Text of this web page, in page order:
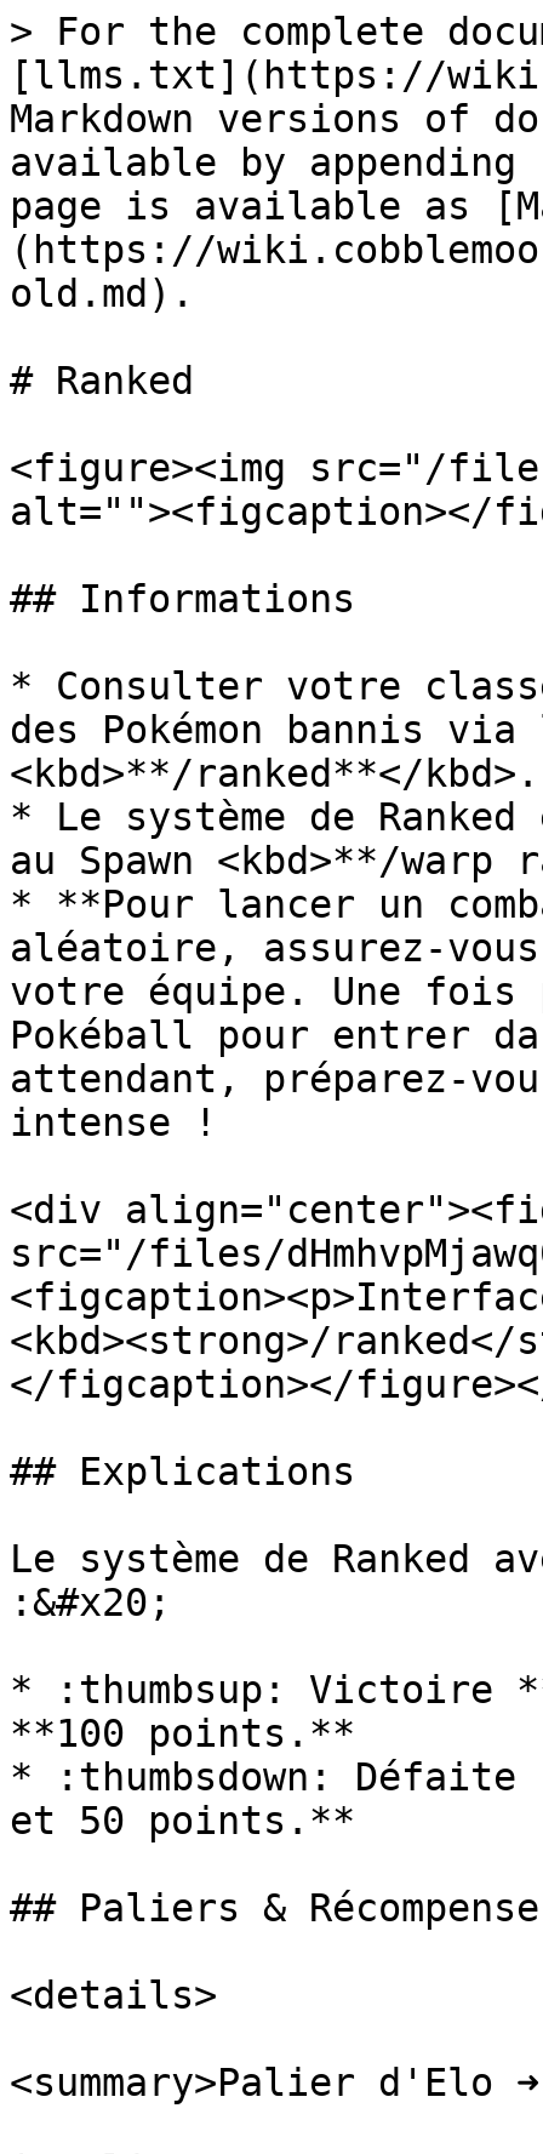
> For the complete
[llms.txt](https://
Markdown versions of
available by
page is available as
(https://
old.md).
# Ranked
<figure><img src="/files/
alt=""><figcaption></
## Informations
* Consulter votre
des Pokémon bannis via
<kbd>**/ranked**</kbd>.
* Le système de
au Spawn <kbd>**/warp
* **Pour lancer un
aléatoire, assurez-vous
votre équipe. Une
Pokéball pour entrer
attendant, préparez-
intense !
<div
src="/files/
<kbd><strong>/ranked</
</figcaption></
## Explications
Le système de Ranked
:&#x20;
* :thumbsup: Victoire
**100 points.**
* :thumbsdown:
et 50 points.**
## Paliers &
<details>
<summary>Palier d'Elo ➜